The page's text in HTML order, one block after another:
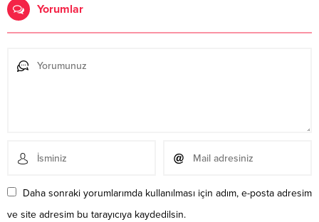
Yorumlar
Daha sonraki yorumlarımda kullanılması için adım, e-posta adresim
ve site adresim bu tarayıcıya kaydedilsin.